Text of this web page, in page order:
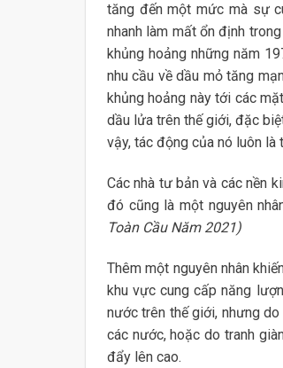
tăng đến một mức mà sự
nhanh làm mất ổn định
khủng hoảng những năm
nhu cầu về dầu mỏ tăng
khủng hoảng này tới các
dầu lửa trên thế giới, đặc
vậy, tác động của nó luôn là
Các nhà tư bản và các nền
đó cũng là một nguyên
Toàn Cầu Năm 2021)
Thêm một nguyên nhân
khu vực cung cấp năng
nước trên thế giới, nhưng
các nước, hoặc do tranh
đẩy lên cao.